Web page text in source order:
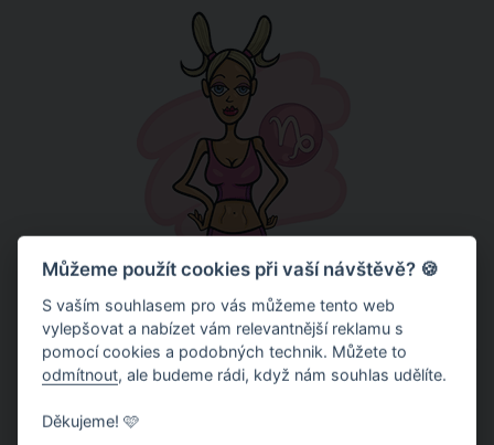
Kozoroh (22. 12. - 20. 1. )
Už nějakou dobu jsi sama, ale po lásce toužíš neustále.
Bohužel to většinou ztroskotá na protějšku, který se
nechce vázat. Vypadá to ale, že se blýská na lepší časy.
Nevkládej do nového vztahu velké naděje, a raději si to
Můžeme použít cookies při vaší návštěvě? 🍪
S vaším souhlasem pro vás můžeme tento web
vylepšovat a nabízet vám relevantnější reklamu s
pomocí cookies a podobných technik. Můžete to
odmítnout , ale budeme rádi, když nám souhlas udělíte.
Děkujeme! 🩷